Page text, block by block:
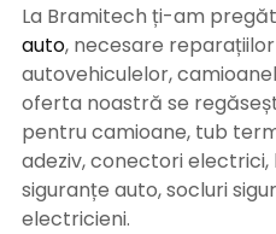
La Bramitech ți-am
auto, necesare
autovehiculelor,
oferta noastră se
pentru camioane, tub
adeziv, conectori electrici,
siguranțe auto, socluri
electricieni.